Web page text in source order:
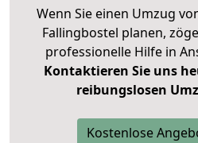
Wenn Sie einen Umzug
Fallingbostel planen,
professionelle Hilfe in
Kontaktieren Sie uns
reibungslosen
Kostenlose